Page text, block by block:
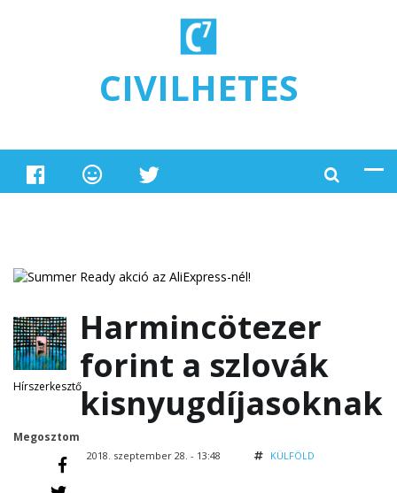
CIVILHETES
Hírszerkesztő
Megosztom
Harmincötezer
forint a szlovák
kisnyugdíjasoknak
2018. szeptember 28. - 13:48 KÜLFÖLD